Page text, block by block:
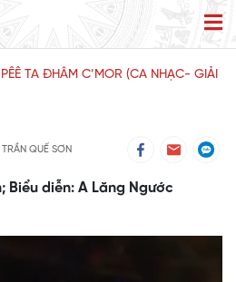
TA ĐHÂM C’MOR (CA NHẠC- GIẢI
TRẦN QUẾ SƠN
Biểu diễn: A Lăng Ngước